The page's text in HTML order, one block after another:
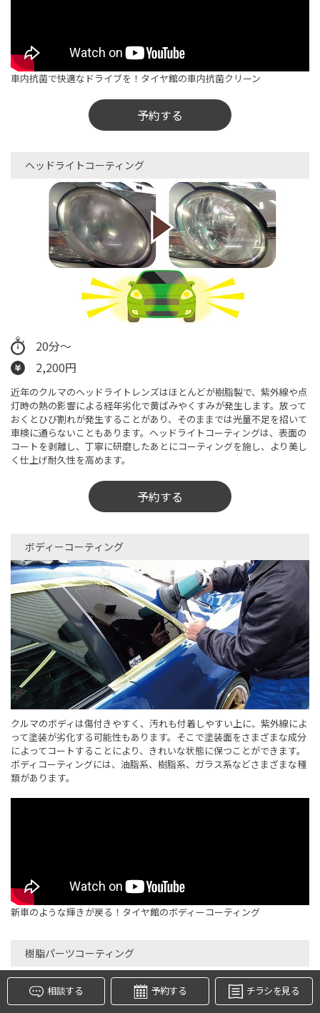
車内抗菌で快適なドライブを！タイヤ館の車内抗菌クリーン
予約する
ヘッドライトコーティング
20分～
2,200円
近年のクルマのヘッドライトレンズはほとんどが樹脂製で、紫外線や点
灯時の熱の影響による経年劣化で黄ばみやくすみが発生します。放って
おくとひび割れが発生することがあり、そのままでは光量不足を招いて
車検に通らないこともあります。ヘッドライトコーティングは、表面の
コートを剥離し、丁寧に研磨したあとにコーティングを施し、より美し
く仕上げ耐久性を高めます。
予約する
ボディーコーティング
クルマのボディは傷付きやすく、汚れも付着しやすい上に、紫外線によ
って塗装が劣化する可能性もあります。そこで塗装面をさまざまな成分
によってコートすることにより、きれいな状態に保つことができます。
ボディコーティングには、油脂系、樹脂系、ガラス系などさまざまな種
類があります。
新車のような輝きが戻る！タイヤ館のボディーコーティング
樹脂パーツコーティング
フロントウインドー下側のカウルトップパネルやバンパー、フェンダー
アーチ、モール類など、クルマには未塗装ブラックの樹脂製パーツが数
多く用いられています。このような樹脂製パーツは、経年劣化により白
相談する 予約する チラシを見る
タイヤ点検・安全点検/タイヤ履き替え/オイル交換/その他
ピット作業の予約
クローク契約会員専用タイヤ履き替え※タイヤ履き替えを
方はご利用いただけません